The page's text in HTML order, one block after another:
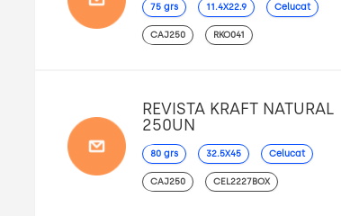
75 grs 11.4X22.9 Celucat
CAJ250 RKO041
REVISTA KRAFT NATURAL
250UN
80 grs 32.5X45 Celucat
CAJ250 CEL2227BOX